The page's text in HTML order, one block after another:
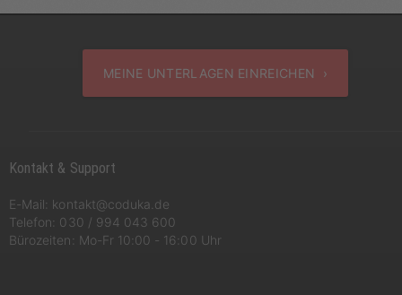
MEINE UNTERLAGEN EINREICHEN ›
Kontakt & Support
E-Mail: kontakt@coduka.de
Telefon: 030 / 994 043 600
Bürozeiten: Mo-Fr 10:00 - 16:00 Uhr